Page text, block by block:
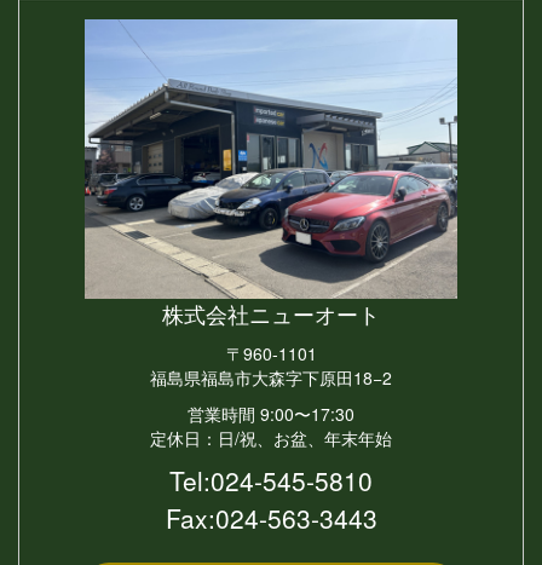
株式会社ニューオート
〒960-1101
福島県福島市大森字下原田18−2
営業時間 9:00〜17:30
定休日：日/祝、お盆、年末年始
Tel:024-545-5810
Fax:024-563-3443